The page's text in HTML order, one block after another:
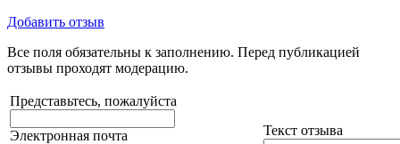
Добавить отзыв
Все поля обязательны к заполнению. Перед публикацией
отзывы проходят модерацию.
Представьтесь, пожалуйста
Электронная почта Текст отзыва